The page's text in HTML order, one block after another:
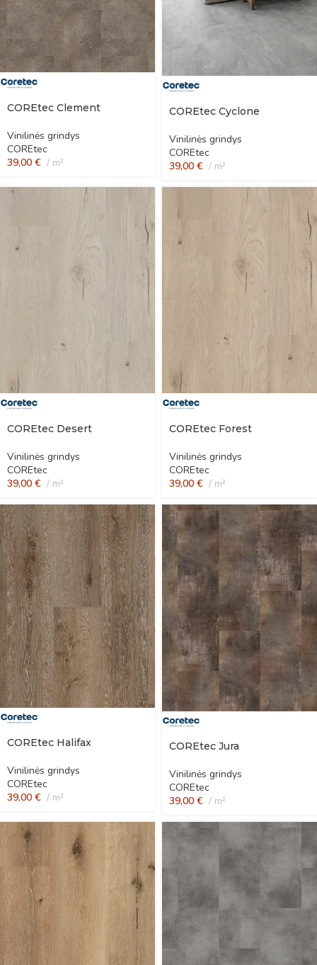
COREtec Clement
Vinilinės grindys
COREtec
39,00 € m²
COREtec Cyclone
Vinilinės grindys
COREtec
39,00 € m²
COREtec Desert
Vinilinės grindys
COREtec
39,00 € m²
COREtec Forest
Vinilinės grindys
COREtec
39,00 € m²
COREtec Halifax
Vinilinės grindys
COREtec
39,00 € m²
COREtec Jura
Vinilinės grindys
COREtec
39,00 € m²